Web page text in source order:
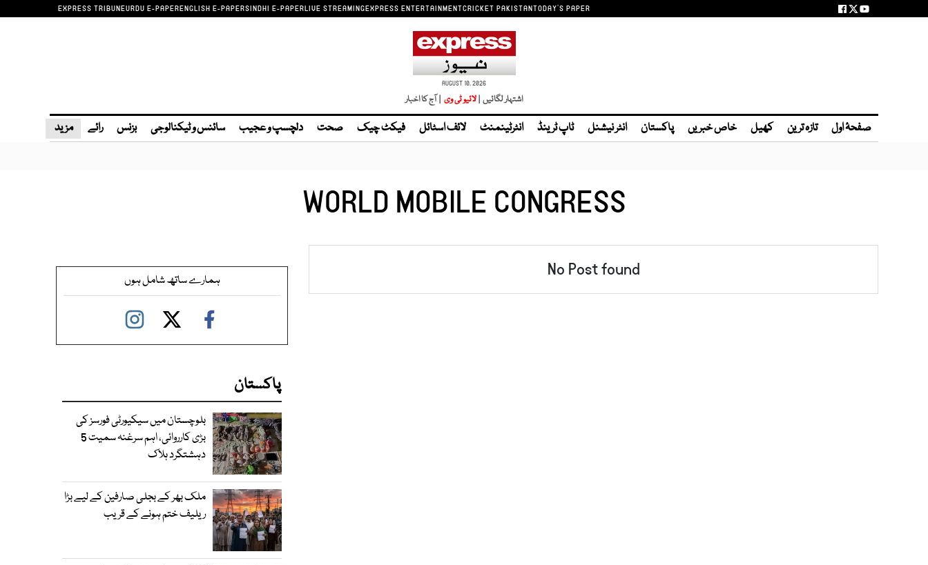
EXPRESS TRIBUNEURDU E-PAPERENGLISH E-PAPERSINDHI E-PAPERLIVE STREAMINGEXPRESS ENTERTAINMENTCRICKET PAKISTANTODAY'S PAPER
AUGUST 10, 2026
اشتہار لگائیں | | آج کا اخبار
صفحۂ اول تازہ ترین کھیل خاص خبریں پاکستان انٹر نیشنل ٹاپ ٹرینڈ انٹرٹینمنٹ لائف اسٹائل فیکٹ چیک صحت دلچسپ و عجیب سائنس و ٹیکنالوجی بزنس رائے مزید
WORLD MOBILE CONGRESS
No Post found ہمارے ساتھ شامل ہوں
پاکستان
بلوچستان میں سیکیورٹی فورسز کی
بڑی کارروائی، اہم سرغنہ سمیت 5
دہشتگرد ہلاک
ملک بھر کے بجلی صارفین کے لیے بڑا
ریلیف ختم ہونے کے قریب